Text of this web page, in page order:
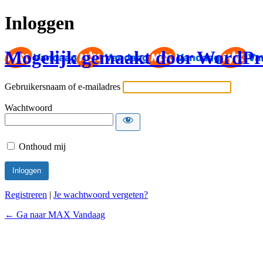
Inloggen
Mogelijk gemaakt door
Gebruikersnaam of e-mailadres
Wachtwoord
Onthoud mij
Registreren | Je wachtwoord vergeten?
← Ga naar MAX Vandaag